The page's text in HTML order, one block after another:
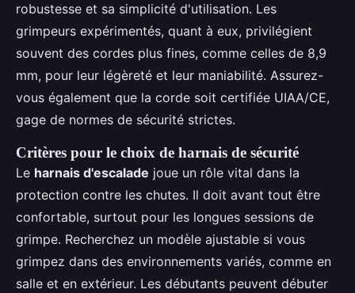
robustesse et sa simplicité d'utilisation. Les
grimpeurs expérimentés, quant à eux, privilégient
souvent des cordes plus fines, comme celles de 8,9
mm, pour leur légèreté et leur maniabilité. Assurez-
vous également que la corde soit certifiée UIAA/CE,
gage de normes de sécurité strictes.
Critères pour le choix de harnais de sécurité
Le harnais d'escalade joue un rôle vital dans la
protection contre les chutes. Il doit avant tout être
confortable, surtout pour les longues sessions de
grimpe. Recherchez un modèle ajustable si vous
grimpez dans des environnements variés, comme en
salle et en extérieur. Les débutants peuvent débuter